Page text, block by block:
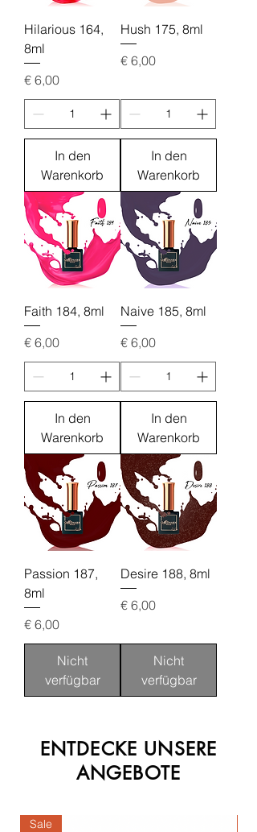
Hilarious 164,
8ml
Preis
€ 6,00
In den
Warenkorb
Hush 175, 8ml
Preis
€ 6,00
In den
Warenkorb
Faith 184, 8ml
Preis
€ 6,00
In den
Warenkorb
Naive 185, 8ml
Preis
€ 6,00
In den
Warenkorb
Passion 187,
8ml
Preis
€ 6,00
Nicht
verfügbar
Desire 188, 8ml
Preis
€ 6,00
Nicht
verfügbar
ENTDECKE UNSERE
ANGEBOTE
Sale